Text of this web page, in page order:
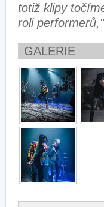
totiž klipy
roli performerů,"
GALERIE